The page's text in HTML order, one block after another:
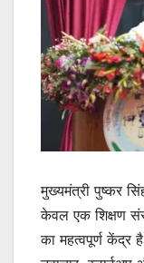
मुख्यमंत्री पुष्कर
केवल एक शिक्षण
का महत्वपूर्ण केंद्र